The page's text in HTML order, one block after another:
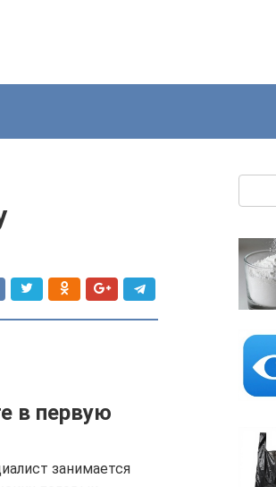
в первую
занимается